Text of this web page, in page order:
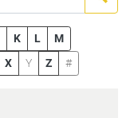
K L
M
X Y Z #